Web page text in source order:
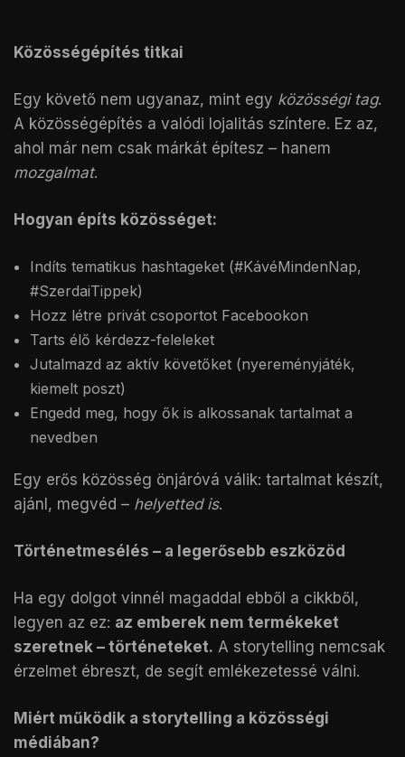
Közösségépítés titkai
Egy követő nem ugyanaz, mint egy közösségi tag.
A közösségépítés a valódi lojalitás színtere. Ez az,
ahol már nem csak márkát építesz – hanem
mozgalmat.
Hogyan építs közösséget:
Indíts tematikus hashtageket (#KávéMindenNap,
#SzerdaiTippek)
Hozz létre privát csoportot Facebookon
Tarts élő kérdezz-feleleket
Jutalmazd az aktív követőket (nyereményjáték,
kiemelt poszt)
Engedd meg, hogy ők is alkossanak tartalmat a
nevedben
Egy erős közösség önjáróvá válik: tartalmat készít,
ajánl, megvéd – helyetted is.
Történetmesélés – a legerősebb eszközöd
Ha egy dolgot vinnél magaddal ebből a cikkből,
legyen az ez: az emberek nem termékeket
szeretnek – történeteket. A storytelling nemcsak
érzelmet ébreszt, de segít emlékezetessé válni.
Miért működik a storytelling a közösségi
médiában?